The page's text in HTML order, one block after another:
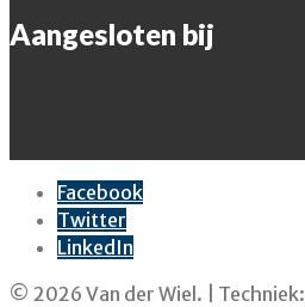
Aangesloten bij
Facebook
Twitter
LinkedIn
© 2026 Van der Wiel. | Techniek: